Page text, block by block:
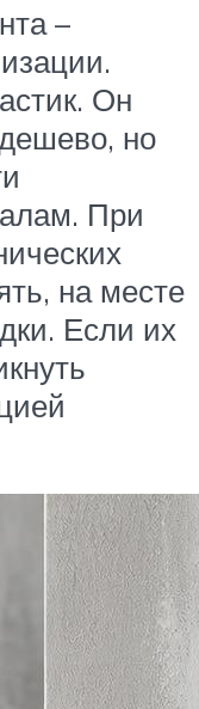
–
Он
но
При
на месте
Если их